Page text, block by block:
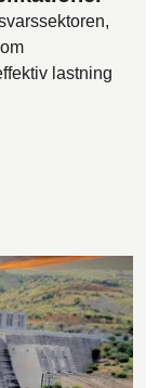
lastning